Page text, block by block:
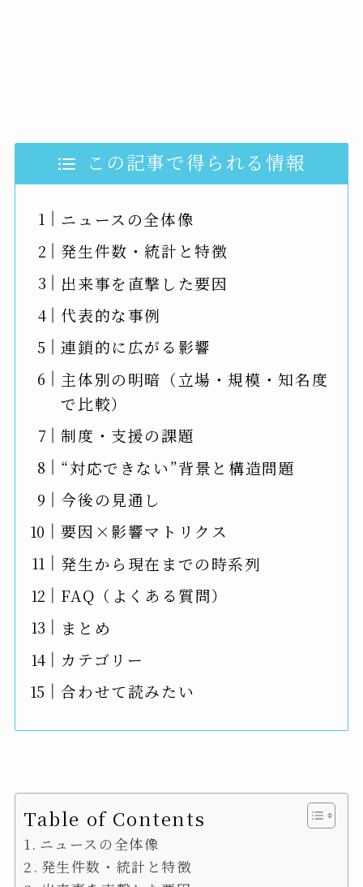
この記事で得られる情報
ニュースの全体像
発生件数・統計と特徴
出来事を直撃した要因
代表的な事例
連鎖的に広がる影響
主体別の明暗（立場・規模・知名度
で比較）
制度・支援の課題
“対応できない”背景と構造問題
今後の見通し
要因×影響マトリクス
発生から現在までの時系列
FAQ（よくある質問）
まとめ
カテゴリー
合わせて読みたい
Table of Contents
ニュースの全体像
発生件数・統計と特徴